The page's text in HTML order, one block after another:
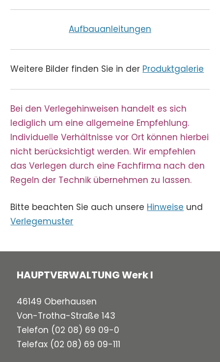
Aufbauanleitungen
Weitere Bilder finden Sie in der Produktgalerie
Bei den Verlegehinweisen handelt es sich
lediglich um eine allgemeine Empfehlung.
Individuelle Verhältnisse vor Ort können hierbei
nicht berücksichtigt werden. Wir empfehlen
das Verlegen durch eine Fachfirma nach den
Regeln der Technik übernehmen zu lassen.
Bitte beachten Sie auch unsere Hinweise und
Verlegemuster
HAUPTVERWALTUNG Werk I
46149 Oberhausen
Von-Trotha-Straße 143
Telefon (02 08) 69 09-0
Telefax (02 08) 69 09-111